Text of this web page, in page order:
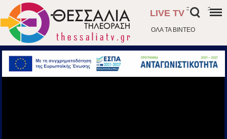
ΟΛΑ ΤΑ ΒΙΝΤΕΟ
LIVE TV
- -